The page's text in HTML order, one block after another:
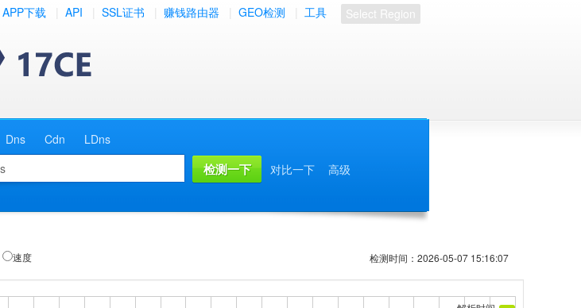
APP下载 API SSL证书 赚钱路由器 GEO检测 工具 Select Region
Dns Cdn
LDns
对比一下
高级
速度 检测时间：2026-05-07 15:16:07